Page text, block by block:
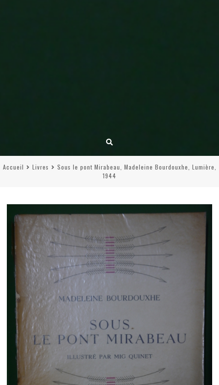
Accueil Livres
Sous le pont Mirabeau, Madeleine Bourdouxhe, Lumière,
1944